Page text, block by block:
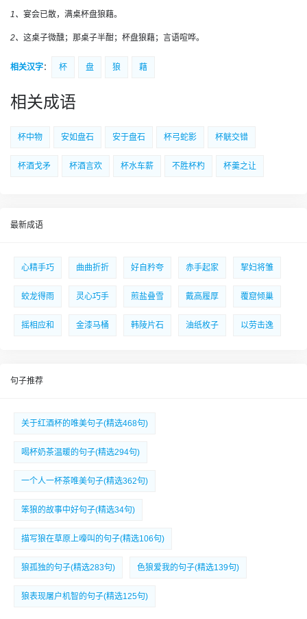
1、 宴会已散，满桌杯盘狼藉。
2、 这桌子微醺；那桌子半酣；杯盘狼藉；言语喧哗。
相关汉字： 杯 盘 狼 藉
相关成语
杯中物 安如盘石 安于盘石 杯弓蛇影 杯觥交错
杯酒戈矛 杯酒言欢 杯水车薪 不胜杯杓 杯羹之让
最新成语
心精手巧 曲曲折折 好自矜夸 赤手起家 挈妇将雏
蛟龙得雨 灵心巧手 煎盐叠雪 戴高履厚 覆窟倾巢
摇相应和 金漆马桶 韩陵片石 油纸枚子 以劳击逸
句子推荐
关于红酒杯的唯美句子(精选468句)
喝杯奶茶温暖的句子(精选294句)
一个人一杯茶唯美句子(精选362句)
笨狼的故事中好句子(精选34句)
描写狼在草原上嚎叫的句子(精选106句)
狼孤独的句子(精选283句) 色狼爱我的句子(精选139句)
狼表现屠户机智的句子(精选125句)